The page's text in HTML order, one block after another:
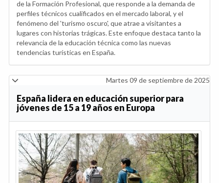
de la Formación Profesional, que responde a la demanda de
perfiles técnicos cualificados en el mercado laboral, y el
fenómeno del 'turismo oscuro', que atrae a visitantes a
lugares con historias trágicas. Este enfoque destaca tanto la
relevancia de la educación técnica como las nuevas
tendencias turísticas en España.
Martes 09 de septiembre de 2025
España lidera en educación superior para
jóvenes de 15 a 19 años en Europa